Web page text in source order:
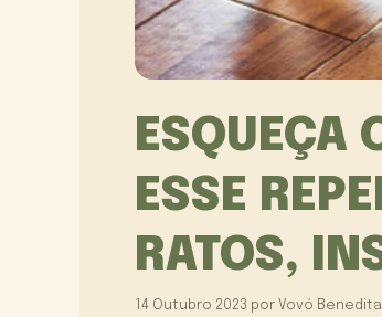
ESQUEÇA
ESSE
RATOS,
14 Outubro 2023 por Vovó